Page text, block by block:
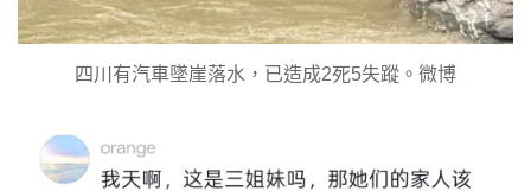
四川有汽車墜崖落水，已造成2死5失蹤。微博